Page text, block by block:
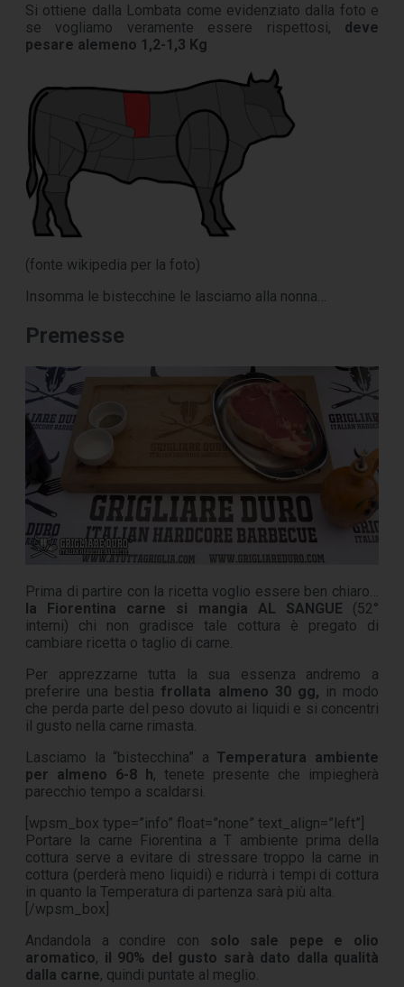
Si ottiene dalla Lombata come evidenziato dalla foto e
se vogliamo veramente essere rispettosi, deve
pesare alemeno 1,2-1,3 Kg
(fonte wikipedia per la foto)
Insomma le bistecchine le lasciamo alla nonna…
Premesse
Prima di partire con la ricetta voglio essere ben chiaro…
la Fiorentina carne si mangia AL SANGUE (52°
interni) chi non gradisce tale cottura è pregato di
cambiare ricetta o taglio di carne.
Per apprezzarne tutta la sua essenza andremo a
preferire una bestia frollata almeno 30 gg, in modo
che perda parte del peso dovuto ai liquidi e si concentri
il gusto nella carne rimasta.
Lasciamo la “bistecchina” a Temperatura ambiente
per almeno 6-8 h, tenete presente che impiegherà
parecchio tempo a scaldarsi.
[wpsm_box type=”info” float=”none” text_align=”left”]
Portare la carne Fiorentina a T ambiente prima della
cottura serve a evitare di stressare troppo la carne in
cottura (perderà meno liquidi) e ridurrà i tempi di cottura
in quanto la Temperatura di partenza sarà più alta.
[/wpsm_box]
Andandola a condire con solo sale pepe e olio
aromatico, il 90% del gusto sarà dato dalla qualità
dalla carne, quindi puntate al meglio.